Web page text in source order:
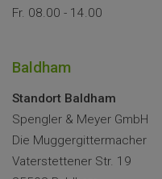
Fr. 08.00 - 14.00
Baldham
Standort Baldham
Spengler & Meyer GmbH
Die Muggergittermacher
Vaterstettener Str. 19